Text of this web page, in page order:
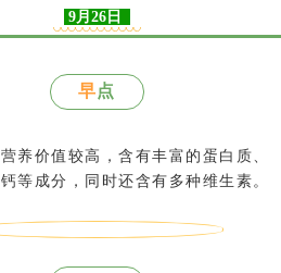
9月26日
早点
营养价值较高，含有丰富的蛋白质、
钙等成分，同时还含有多种维生素。